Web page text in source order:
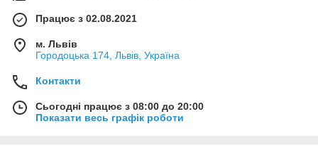
Працює з 02.08.2021
м. Львів
Городоцька 174, Львів, Україна
Контакти
Сьогодні працює з 08:00 до 20:00
Показати весь графік роботи